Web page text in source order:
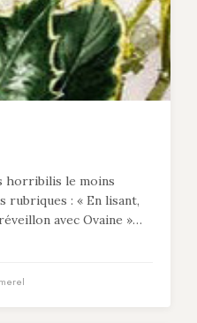
horribilis le moins
rubriques : « En lisant,
avec Ovaine »…